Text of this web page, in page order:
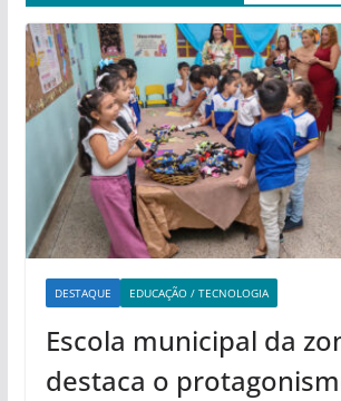
DESTAQUE EDUCAÇÃO / TECNOLOGIA
Escola municipal da
destaca o